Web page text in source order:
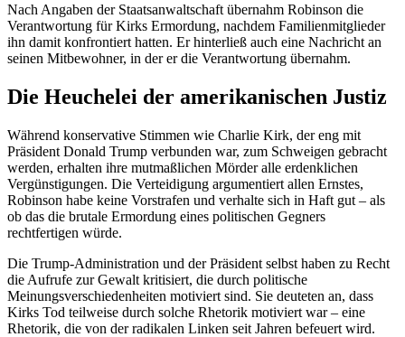
Nach Angaben der Staatsanwaltschaft übernahm Robinson die
Verantwortung für Kirks Ermordung, nachdem Familienmitglieder
ihn damit konfrontiert hatten. Er hinterließ auch eine Nachricht an
seinen Mitbewohner, in der er die Verantwortung übernahm.
Die Heuchelei der amerikanischen Justiz
Während konservative Stimmen wie Charlie Kirk, der eng mit
Präsident Donald Trump verbunden war, zum Schweigen gebracht
werden, erhalten ihre mutmaßlichen Mörder alle erdenklichen
Vergünstigungen. Die Verteidigung argumentiert allen Ernstes,
Robinson habe keine Vorstrafen und verhalte sich in Haft gut – als
ob das die brutale Ermordung eines politischen Gegners
rechtfertigen würde.
Die Trump-Administration und der Präsident selbst haben zu Recht
die Aufrufe zur Gewalt kritisiert, die durch politische
Meinungsverschiedenheiten motiviert sind. Sie deuteten an, dass
Kirks Tod teilweise durch solche Rhetorik motiviert war – eine
Rhetorik, die von der radikalen Linken seit Jahren befeuert wird.